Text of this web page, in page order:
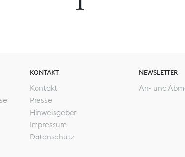
KONTAKT
Kontakt
Presse
Hinweisgeber
Impressum
Datenschutz
NEWSLETTER
An- und